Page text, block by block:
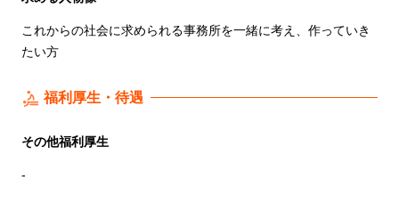
これからの社会に求められる事務所を一緒に考え、作っていき
たい方
福利厚生・待遇
その他福利厚生
-